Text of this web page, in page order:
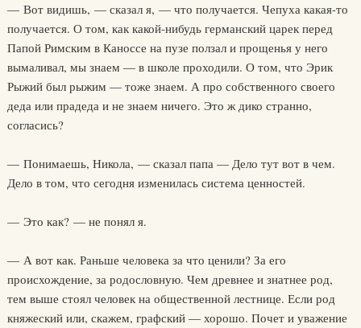
— Вот видишь, — сказал я, — что получается. Чепуха какая-то
получается. О том, как какой-нибудь германский царек перед
Папой Римским в Каноссе на пузе ползал и прощенья у него
вымаливал, мы знаем — в школе проходили. О том, что Эрик
Рыжий был рыжим — тоже знаем. А про собственного своего
деда или прадеда и не знаем ничего. Это ж дико странно,
согласись?
— Понимаешь, Никола, — сказал папа — Дело тут вот в чем.
Дело в том, что сегодня изменилась система ценностей.
— Это как? — не понял я.
— А вот как. Раньше человека за что ценили? За его
происхождение, за родословную. Чем древнее и знатнее род,
тем выше стоял человек на общественной лестнице. Если род
княжеский или, скажем, графский — хорошо. Почет и уважение